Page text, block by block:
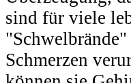
sind für viele
Schmerzen